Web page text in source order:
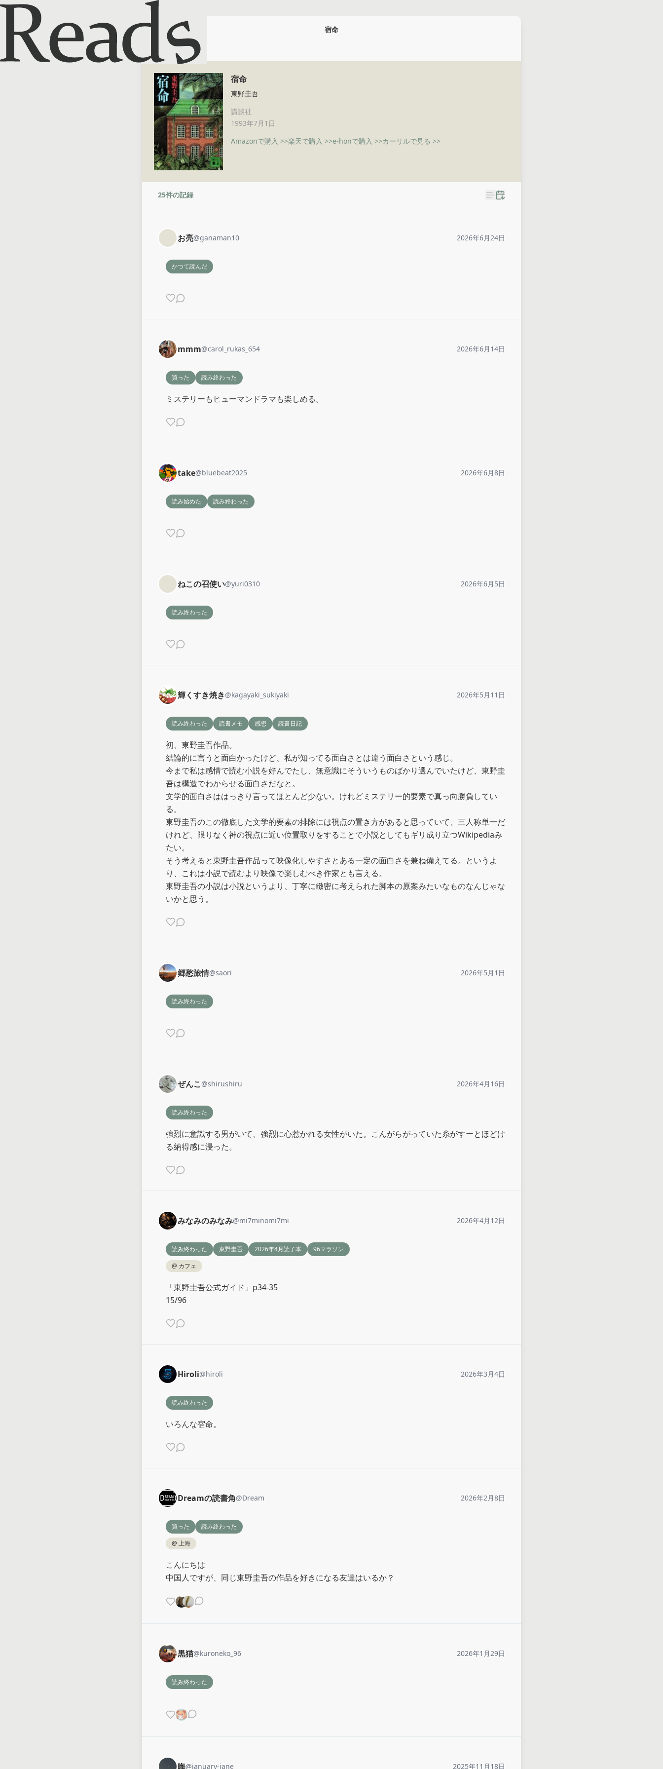
宿命
宿命
宿命
東野圭吾
講談社
1993年7月1日
Amazonで購入 >>楽天で購入 >>e-honで購入 >>カーリルで見る >>
25件の記録
お亮@ganaman10 2026年6月24日
かつて読んだ
mmm@carol_rukas_654 2026年6月14日
買った 読み終わった
ミステリーもヒューマンドラマも楽しめる。
take@bluebeat2025 2026年6月8日
読み始めた 読み終わった
ねこの召使い@yuri0310 2026年6月5日
読み終わった
輝くすき焼き@kagayaki_sukiyaki 2026年5月11日
読み終わった 読書メモ 感想 読書日記
初、東野圭吾作品。
結論的に言うと面白かったけど、私が知ってる面白さとは違う面白さという感じ。
今まで私は感情で読む小説を好んでたし、無意識にそういうものばかり選んでいたけど、東野圭
吾は構造でわからせる面白さだなと。
文学的面白さははっきり言ってほとんど少ない。けれどミステリー的要素で真っ向勝負してい
る。
東野圭吾のこの徹底した文学的要素の排除には視点の置き方があると思っていて、三人称単一だ
けれど、限りなく神の視点に近い位置取りをすることで小説としてもギリ成り立つWikipediaみ
たい。
そう考えると東野圭吾作品って映像化しやすさとある一定の面白さを兼ね備えてる。というよ
り、これは小説で読むより映像で楽しむべき作家とも言える。
東野圭吾の小説は小説というより、丁寧に緻密に考えられた脚本の原案みたいなものなんじゃな
いかと思う。
郷愁旅情@saori 2026年5月1日
読み終わった
ぜんこ@shirushiru 2026年4月16日
読み終わった
強烈に意識する男がいて、強烈に心惹かれる女性がいた。こんがらがっていた糸がすーとほどけ
る納得感に浸った。
みなみのみなみ@mi7minomi7mi 2026年4月12日
読み終わった 東野圭吾 2026年4月読了本
96マラソン
@ カフェ
「東野圭吾公式ガイド」p34-35
15/96
Hiroli@hiroli 2026年3月4日
読み終わった
いろんな宿命。
Dreamの読書角@Dream 2026年2月8日
買った
読み終わった
@ 上海
こんにちは
中国人ですが、同じ東野圭吾の作品を好きになる友達はいるか？
黒猫@kuroneko_96 2026年1月29日
読み終わった
晦@january-jane 2025年11月18日